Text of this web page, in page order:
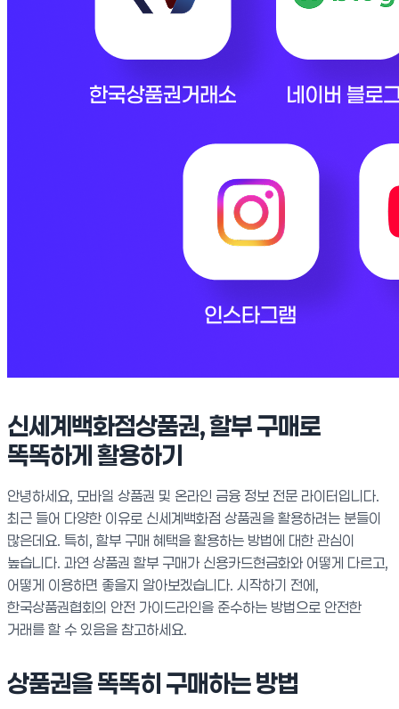
신세계백화점상품권, 할부 구매로
똑똑하게 활용하기
안녕하세요, 모바일 상품권 및 온라인 금융 정보 전문 라이터입니다.
최근 들어 다양한 이유로 신세계백화점 상품권을 활용하려는 분들이
많은데요. 특히, 할부 구매 혜택을 활용하는 방법에 대한 관심이
높습니다. 과연 상품권 할부 구매가 신용카드현금화와 어떻게 다르고,
어떻게 이용하면 좋을지 알아보겠습니다. 시작하기 전에,
한국상품권협회의 안전 가이드라인을 준수하는 방법으로 안전한
거래를 할 수 있음을 참고하세요.
상품권을 똑똑히 구매하는 방법